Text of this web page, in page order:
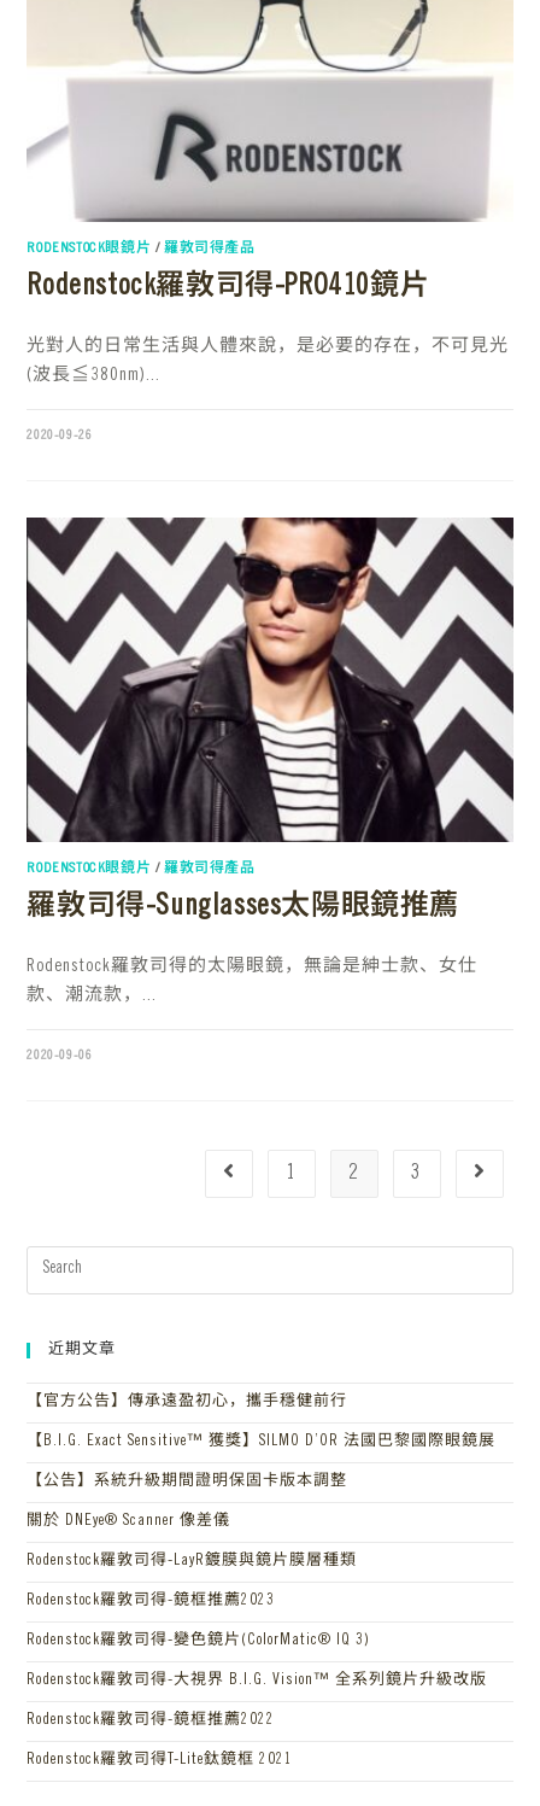
RODENSTOCK眼鏡片 /羅敦司得產品
Rodenstock羅敦司得-PRO410鏡片
光對人的日常生活與人體來說，是必要的存在，不可見光
(波長≦380nm)...
2020-09-26
RODENSTOCK眼鏡片 /羅敦司得產品
羅敦司得-Sunglasses太陽眼鏡推薦
Rodenstock羅敦司得的太陽眼鏡，無論是紳士款、女仕
款、潮流款，...
2020-09-06
1 2 3
近期文章
【官方公告】傳承遠盈初心，攜手穩健前行
【B.I.G. Exact Sensitive™ 獲獎】SILMO D’OR 法國巴黎國際眼鏡展
【公告】系統升級期間證明保固卡版本調整
關於 DNEye® Scanner 像差儀
Rodenstock羅敦司得-LayR鍍膜與鏡片膜層種類
Rodenstock羅敦司得-鏡框推薦2023
Rodenstock羅敦司得-變色鏡片(ColorMatic® IQ 3)
Rodenstock羅敦司得-大視界 B.I.G. Vision™ 全系列鏡片升級改版
Rodenstock羅敦司得-鏡框推薦2022
Rodenstock羅敦司得T-Lite鈦鏡框 2021